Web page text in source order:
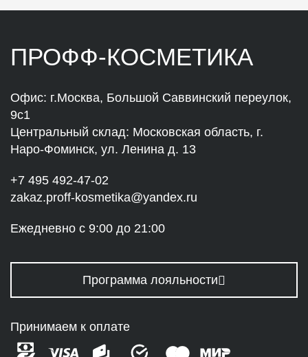
ПРОФФ-КОСМЕТИКА
Офис: г.Москва, Большой Саввинский переулок,
9с1
Центральный склад: Московская область, г.
Наро-Фоминск, ул. Ленина д. 13
+7 495 492-47-02
zakaz.proff-kosmetika@yandex.ru
Ежедневно с 9:00 до 21:00
Программа лояльности
Принимаем к оплате